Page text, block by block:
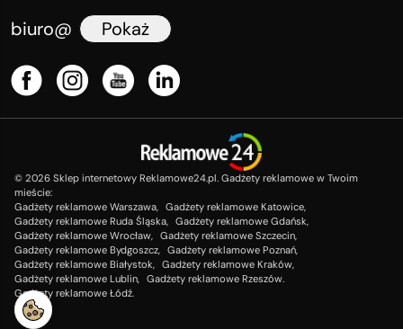
biuro@ Pokaż
© 2026 Sklep internetowy Reklamowe24.pl. Gadżety reklamowe w Twoim
mieście:
Gadżety reklamowe Warszawa, Gadżety reklamowe Katowice,
Gadżety reklamowe Ruda Śląska, Gadżety reklamowe Gdańsk,
Gadżety reklamowe Wrocław, Gadżety reklamowe Szczecin,
Gadżety reklamowe Bydgoszcz, Gadżety reklamowe Poznań,
Gadżety reklamowe Białystok, Gadżety reklamowe Kraków,
Gadżety reklamowe Lublin, Gadżety reklamowe Rzeszów.
Gadżety reklamowe Łódź.